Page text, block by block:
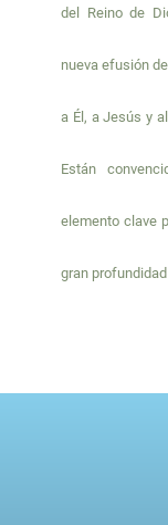
del Reino de
nueva efusión
a Él, a Jesús y
Están
elemento clave
gran